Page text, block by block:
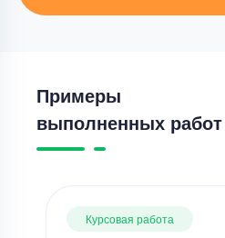
Примеры
выполненных работ
Курсовая работа